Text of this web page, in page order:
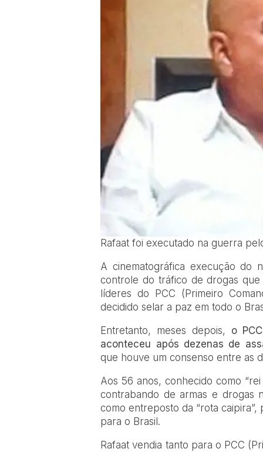
Rafaat foi executado na guerra
A cinematográfica execução do
controle do tráfico de drogas
líderes do PCC (Primeiro
decidido selar a paz em todo o
Entretanto, meses depois, o
aconteceu após dezenas de
que houve um consenso entre as
Aos 56 anos, conhecido como
contrabando de armas e drogas
como entreposto da “rota
para o Brasil.
Rafaat vendia tanto para o PCC